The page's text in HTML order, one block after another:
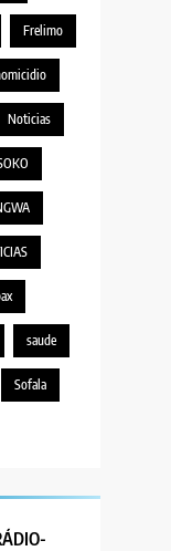
Frelimo
Noticias
saude
Sofala